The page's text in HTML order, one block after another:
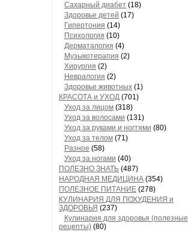
Сахарный диабет (18)
Здоровье детей (17)
Гипертония (14)
Психология (10)
Дерматалогия (4)
Музыкотерапия (2)
Хирургия (2)
Невралогия (2)
Здоровье животных (1)
КРАСОТА и УХОД (701)
Уход за лицом (318)
Уход за волосами (131)
Уход за руками и ногтями (80)
Уход за телом (71)
Разное (58)
Уход за ногами (40)
ПОЛЕЗНО ЗНАТЬ (487)
НАРОДНАЯ МЕДИЦИНА (354)
ПОЛЕЗНОЕ ПИТАНИЕ (278)
КУЛИНАРИЯ ДЛЯ ПОХУДЕНИЯ и
ЗДОРОВЬЯ (237)
Кулинария для здоровья (полезные
рецепты) (80)